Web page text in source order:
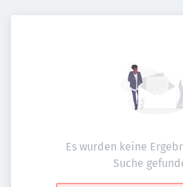
Es wurden keine
Suche